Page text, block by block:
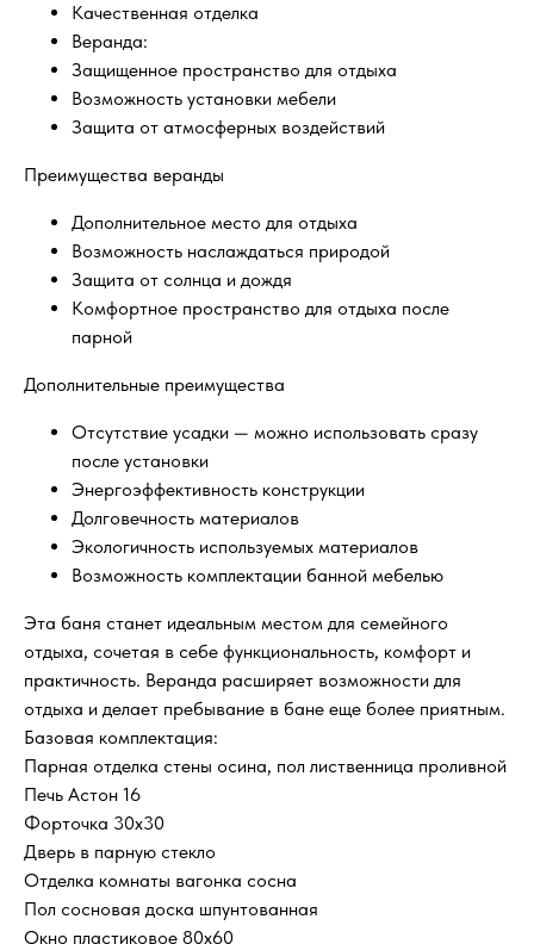
Качественная отделка
Веранда:
Защищенное пространство для отдыха
Возможность установки мебели
Защита от атмосферных воздействий
Преимущества веранды
Дополнительное место для отдыха
Возможность наслаждаться природой
Защита от солнца и дождя
Комфортное пространство для отдыха после
парной
Дополнительные преимущества
Отсутствие усадки — можно использовать сразу
после установки
Энергоэффективность конструкции
Долговечность материалов
Экологичность используемых материалов
Возможность комплектации банной мебелью
Эта баня станет идеальным местом для семейного
отдыха, сочетая в себе функциональность, комфорт и
практичность. Веранда расширяет возможности для
отдыха и делает пребывание в бане еще более приятным.
Базовая комплектация:
Парная отделка стены осина, пол лиственница проливной
Печь Астон 16
Форточка 30x30
Дверь в парную стекло
Отделка комнаты вагонка сосна
Пол сосновая доска шпунтованная
Окно пластиковое 80x60